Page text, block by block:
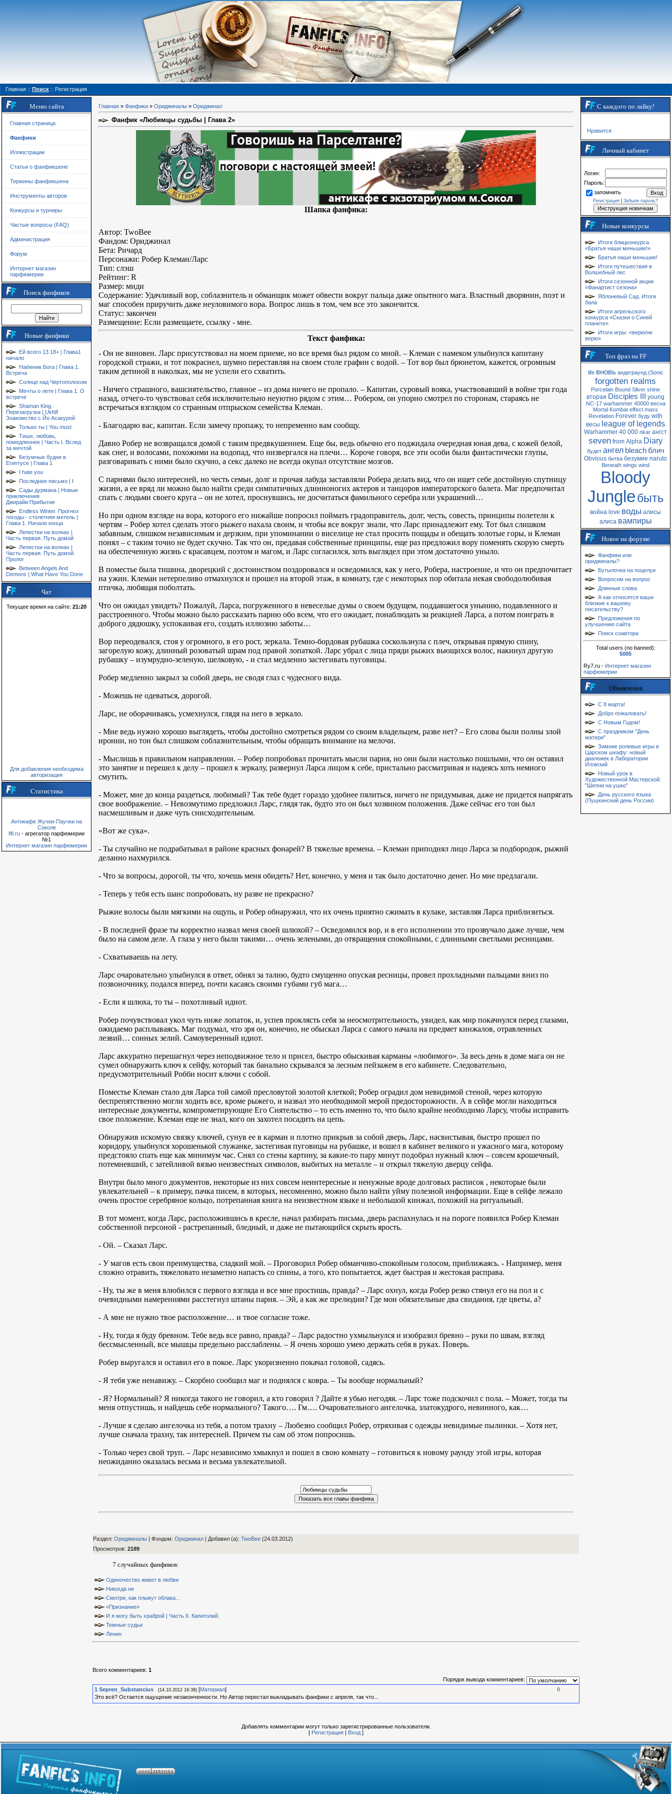
Главная :: Поиск :: Регистрация
Меню сайта
Главная страница
Фанфики
Иллюстрации
Статьи о фанфикшене
Термины фанфикшена
Инструменты авторов
Конкурсы и турниры
Частые вопросы (FAQ)
Администрация
Форум
Интернет магазин
парфюмерии
Поиск фанфиков
Новые фанфики
Ей всего 13 18+ | Глава1
начало
Наёмник Бога | Глава 1.
Встреча
Солнце над Чертополохом
Мечты о лете | Глава 1. О
встрече
Shaman King.
Перезагрузка | Ukfdf
Знакомство с Йо Асакурой
Только ты | You must
Тише, любовь,
помедленнее | Часть I. Вслед
за мечтой
Безумные будни в
Египтусе | Глава 1
I hate you
Последнее письмо | I
Сады дурмана | Новые
приключения
Джирайи:Прибытие
Endless Winter. Прогноз
погоды - столетняя метель |
Глава 1. Начало конца
Лепестки на волнах |
Часть первая. Путь домой
Лепестки на волнах |
Часть первая. Путь домой.
Пролог
Between Angels And
Demons | What Have You Done
Чат
Текущее время на сайте: 21:20
Для добавления необходима
авторизация
Статистика
Антикафе Жучки-Паучки на
Соколе
fifi.ru - агрегатор парфюмерии
№1
Интернет магазин парфюмерии
Главная » Фанфики » Ориджиналы » Ориджинал
Фанфик «Любимцы судьбы | Глава 2»
Шапка фанфика:
Автор: TwoBee
Фандом: Ориджинал
Бета: Ричард
Персонажи: Робер Клеман/Ларс
Тип: слэш
Рейтинг: R
Размер: миди
Содержание: Удачливый вор, соблазнитель и обманщик может обвести вокруг пальца даже опытного мага. Властный дворянин, поэт и
маг способен приручить даже неуловимого вора. Вопрос лишь в том, чем все это закончится.
Статус: закончен
Размещение: Если размещаете, ссылку - мне.
Текст фанфика:
- Он не виновен. Ларс присутствовал на моем приеме, но все время был рядом со мной. – Клеман с намеком улыбнулся капитану
городской стражи, и тот покраснел, шумно переставляя на своем столе графин с водой. – Тот вор был брюнетом, кажется, огромным
таким детиной в наколках, мы не успели его схватить.
- Ничего страшного, вашсиятельство, главное – из дома ничего не пропало. – Капитан, суровый вояка, участвовавший в войне три года
назад, отчего-то чувствовал себя исключительно неуютно рядом с этим… Робером, он упорно смотрел по сторонам, стараясь не
встречаться взглядом со странным отпрыском семейства Клеман.
- Благодарю вас, капитан. Если замечу пропажу, то непременно вам сообщу.
Давно Робер не возвращался домой с таким предвкушением. Еще бы, ведь обычно его поджидала очередная юная дева, с кожей белой,
как снег, и волосами, похожими на водопад, что низвергался на плечи… Короче говоря, все эти особи были фантастически глупы,
разговаривать с ними было скучно, а секс далеко не всегда окупал отсутствие мозгов.
С парнями было интересней, но честь семьи, долг и прочая лабуда заставляли Робера делать вид, что он ищет себе достойную спутницу
жизни, а ее вряд ли можно было найти среди симпатичных длинноногих актеров и танцоров императорского балета. Маг предпочитал
спать с людьми своего круга – он не хотел, проснувшись, не досчитаться фамильного серебра или украшений…
Но при одном взгляде на вора, которого его нижайше попросил поймать градоправитель, долг, честь, совесть, принципы полетели к
чертям – Робер хотел сделать этого рыжего нахала своим, и чтобы все вокруг знали, что Ларс принадлежит ему. Тот был слишком
забавным, слишком независимым и дерзким, при упоминании о виселице не стал просить пощады и обещать золотые горы, и Клеман
понял – с таким точно не будет скучно. Так что он, предавая собственные принципы, еще раз предложил вору поменять скорую смерть
на обеспеченную жизнь с красавцем, поэтом и магом, и Ларс согласился, хоть выглядел при этом достаточно уныло.
В поместье была тишина, дворецкий с достоинством поздоровался и осведомился, как у него, Робера, настроение, и что он предпочитает
на ужин. Клеман нетерпеливо отмахнулся и прошел на второй этаж, в комнату, где с некоторых пор обитала некая свободолюбивая
птичка, любящая поболтать.
Что он ожидал увидеть? Пожалуй, Ларса, погруженного в невеселые думы о своем будущем, поддавшегося унынию, подавленного и
расстроенного. Чтобы можно было рассказать парню обо всем, что его ожидает, понаблюдать за реакцией Ларса, а потом поиграть в
доброго дядюшку, успокаивая его, создать иллюзию заботы…
Вор переодевался, стоя у огромного, в его рост, зеркала. Темно-бордовая рубашка соскользнула с плеч, открывая прямую спину,
загорелую кожу, длинный розоватый шрам под правой лопаткой. Ларс убрал с лица пряди рыжих вьющихся волос, накинул другую
рубашку – изумрудно-зеленую, шелковую, - и стал медленно застегивать пуговицы.
Робер медленно закрыл за собой дверь, не сводя глаз с чудесного вида.
- Можешь не одеваться, дорогой.
Ларс, не оборачиваясь, усмехнулся, глядя на него в зеркало.
- Мне ведь нужно хорошо выглядеть, чтобы достойно смотреться рядом со своим владельцем, разве нет? – Его слова были полны злой
иронии, но тон был слишком соблазнительным, чтобы обращать внимание на мелочи.
- Мыслишь в правильном направлении. – Робер попробовал прочитать мысли парня, но они были настолько пошлыми, что он оставил
это занятие и перешел к делу – прошел к зеркалу, развернул Ларса лицом к себе, пристально рассматривая и надеясь хоть немного
смутить.
- Может, мне до конца раздеться, любимый? Так тебе будет гораздо удобнее пялиться, ничего не придумывая, даже не придется напрягать
свое воображение. – Невозмутимо предложил Ларс, глядя так, будто это он был хозяином положения. Даже сейчас его тон был
насмешливым и даже чуть снисходительным.
«Вот же сука».
- Ты случайно не подрабатывал в районе красных фонарей? В тяжелые времена. – Клеман приподнял лицо Ларса за подбородок, рыжий
деланно нахмурился.
- Что за вопросы, дорогой, ты что, хочешь меня обидеть? Нет, конечно, у меня и так было достаточно денег. Но мне предлагали.
- Теперь у тебя есть шанс попробовать, ну разве не прекрасно?
Рыжие волосы были мягкими на ощупь, и Робер обнаружил, что их очень приятно сжимать в кулаке, заставляя Ларса приблизиться.
- В последней фразе ты корректно назвал меня своей шлюхой? – Осведомился вор, и в его исполнении это прозвучало даже лучше, чем
было на самом деле. А глаза у него были такими… очень зелеными, до отвращения спокойными, с длинными светлыми ресницами.
- Схватываешь на лету.
Ларс очаровательно улыбнулся в ответ, обнял за талию, будто смущенно опуская ресницы, провел прохладными пальцами вниз по
позвоночнику, подался вперед, почти касаясь своими губами губ мага…
- Если я шлюха, то ты – похотливый идиот.
Робер почувствовал укол чуть ниже лопаток, и, успев проклясть себя за неосмотрительность, увидел, как мир покачнулся перед глазами,
ожидаемо расплываясь. Маг подумал, что зря он, конечно, не обыскал Ларса с самого начала на предмет кинжалов, отравленных
лезвий… сонных зелий. Самоуверенный идиот.
Ларс аккуратно перешагнул через неподвижное тело и присел, быстро обыскивая карманы «любимого». За весь день в доме мага он не
сумел обнаружить ключ к сейфу, который так банально скрывался за лесным пейзажем в его кабинете. Следовательно,
предусмотрительный Робби носит ключи с собой.
Поместье Клеман стало для Ларса той самой пресловутой золотой клеткой; Робер оградил дом невидимой стеной, через которую
беспрепятственно могли ходить все, кроме рыжего, и назвал это необходимой мерой предосторожности. А в сейфе могли находиться
интересные документы, компрометирующие Его Сиятельство – то есть именно то, что было крайне необходимо Ларсу, чтобы исправить
свое положение. Клеман еще не знал, кого он захотел посадить на цепь.
Обнаружив искомую связку ключей, сунув ее в карман и плотно прикрыв за собой дверь, Ларс, насвистывая, быстро прошел по
коридору, улыбнулся хорошенькой служанке, застегивая пуговицы на рубашке, и вошел в кабинет великого и ужасного мага, которому
предстояло спать еще как минимум час. Снял со стены картину, за какие-то пару минут подобрал нужный ключ – совсем крошечный,
потемневший, с затейливой вязью неизвестных символов, выбитых на металле – и открыл тяжелую дверцу сейфа.
Внутри было много документов, некоторые из них совсем неинтересные и ненужные вроде долговых расписок , некоторые были
увлекательней – к примеру, пачка писем, в которых, несомненно, можно было найти уйму полезной информации. Еще в сейфе лежало
очень простое серебряное кольцо, потрепанная книга на неизвестном языке и небольшой кинжал, похожий на ритуальный.
В тот момент, когда Ларс, расположившись в кресле, начал разбирать письма, дверь распахнулась и на пороге появился Робер Клеман
собственной персоной - растрепанный, бледный, и даже не пытающийся скрыть ярость.
- Ой. – Сказал Ларс.
- У магов есть свои преимущества, сладкий мой. – Проговорил Робер обманчиво-спокойным голосом, приближаясь. - Например, меня
сложно отравить, тяжеловато незаметно напасть со спины, а того, кто попытается, ждет быстрая и жестокая расправа.
- Ну, ты же в меня влюбился с первого взгляда и все мне простишь, правда? – Ларс охнул, когда Робер резко стянул его на пол и с
очевидными намерениями расстегнул штаны парня. – Эй, а как же прелюдии? Где мои обязательные два свидания, где цветы, а?
- А мне не нужно твое расположение… и твое согласие тоже.
- Ну, тогда я буду бревном. Тебе ведь все равно, правда? – Ларс радостно ухмыльнулся и изобразил бревно – руки по швам, взгляд
бессмысленный, все мышцы предельно расслаблены. – Я очень хорошо умею держать себя в руках. Поверь.
Робер выругался и оставил его в покое. Ларс укоризненно покачал головой, садясь.
- Я тебя уже ненавижу. – Скорбно сообщил маг и поднялся с ковра. – Ты вообще нормальный?
- Я? Нормальный? Я никогда такого не говорил, а кто говорил ? Дайте я убью негодяя. – Ларс тоже подскочил с пола. – Может, тогда ты
меня отпустишь, и найдешь себе нормального? Такого…. Гм…. Очаровательного ангелочка, златокудрого, невинного, как…
- Лучше я сделаю ангелочка из тебя, а потом трахну – Любезно сообщил Робер, отряхивая с одежды невидимые пылинки. – Хотя нет,
лучше сначала трахну, так интересней. Причем ты сам об этом попросишь.
- Только через свой труп. – Ларс независимо хмыкнул и пошел в свою комнату – готовиться к новому раунду этой игры, которая
неожиданно оказалась весьма и весьма увлекательной.
Раздел: Ориджиналы | Фэндом: Ориджинал | Добавил (а): TwoBee (24.03.2012)
Просмотров: 2189
7 случайных фанфиков:
Одиночество живет в любви
Никогда не
Смотри, как плывут облака...
«Признание»
И я могу быть храброй | Часть II. Капитолий.
Темные судьи
Ленин
Всего комментариев: 1
Порядок вывода комментариев:
0
1 Sepren_Substancius (14.10.2012 16:38) [Материал]
Это всё? Остается ощущение незаконченности. Но Автор перестал выкладывать фанфики с апреля, так что...
Добавлять комментарии могут только зарегистрированные пользователи.
[ Регистрация | Вход ]
С каждого по лайку!
Нравится
Личный кабинет
Логин:
Пароль:
запомнить
Регистрация Забыли пароль?
Новые конкурсы
Итоги блицконкурса
«Братья наши меньшие!»
Братья наши меньшие!
Итоги путешествия в
Волшебный лес
Итоги сезонной акции
«Фанартист сезона»
Яблоневый Сад. Итоги
бала
Итоги апрельского
конкурса «Сказки о Синей
планете»
Итоги игры: «верю/не
верю»
Топ фраз на FF
life вновь андеграунд (Sonic
forgotten realms
Porcelain Bound Silver shine
вторая Disciples III young
NC-17 warhammer 40000 весна
Mortal Kombat effect mass
Revelation Forever буду with
весы league of legends
Warhammer 40 000 nkar ангст
seven from Alpha Diary
будет ангел bleach блич
Obvious битва безумие naruto
Beneath wings wind
Bloody
Jungleбыть
война love воды алисы
алиса вампиры
Новое на форуме
Фанфики или
ориджиналы?
Бутылочка на поцелуи
Вопросом на вопрос
Длинные слова
А как относятся ваши
близкие к вашему
писательству?
Предложения по
улучшению сайта
Поиск соавтора
Total users (no banned):
5005
Ry7.ru - Интернет магазин
парфюмерии
Объявления
С 8 марта!
Добро пожаловать!
С Новым Годом!
С праздником "День
матери"
Зимние ролевые игры в
Царском шкафу: новый
диаложек в Лаборатории
Иллюзий
Новый урок в
Художественной Мастерской:
"Шепни на ушко"
День русского языка
(Пушкинский день России)